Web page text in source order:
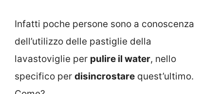
Infatti poche persone sono a conoscenza
dell’utilizzo delle pastiglie della
lavastoviglie per pulire il water, nello
specifico per disincrostare quest’ultimo.